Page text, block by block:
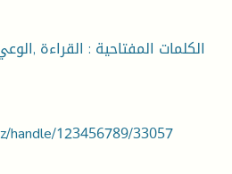
الكلمات المفتاحية : القراءة
handle/123456789/33057